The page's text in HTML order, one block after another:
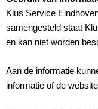
Klus Service
samengesteld staat
en kan niet worden
Aan de informatie
informatie of de